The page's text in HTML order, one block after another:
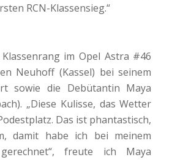
RCN-Klassensieg.“
im Opel Astra #46
Neuhoff (Kassel) bei seinem
sowie die Debütantin Maya
„Diese Kulisse, das Wetter
Das ist phantastisch,
damit habe ich bei meinem
freute ich Maya